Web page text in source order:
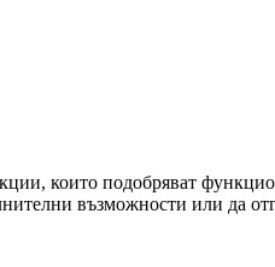
които подобряват
възможности или да